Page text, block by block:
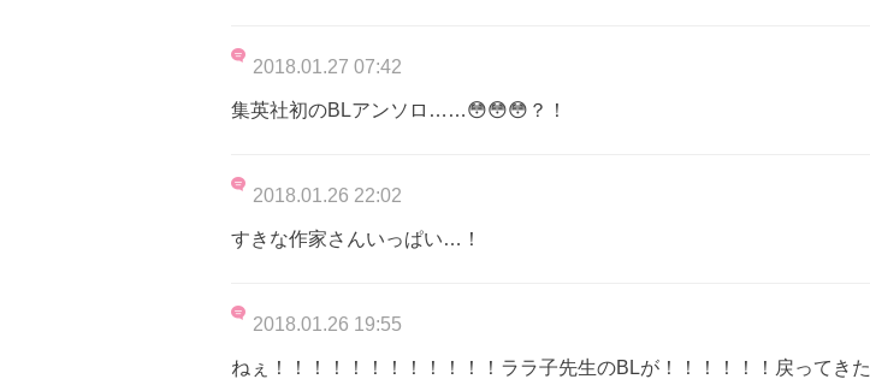
2018.01.27 07:42
集英社初のBLアンソロ……😳😳😳？！
2018.01.26 22:02
すきな作家さんいっぱい…！
2018.01.26 19:55
ねぇ！！！！！！！！！！！！ララ子先生のBLが！！！！！！戻ってきた